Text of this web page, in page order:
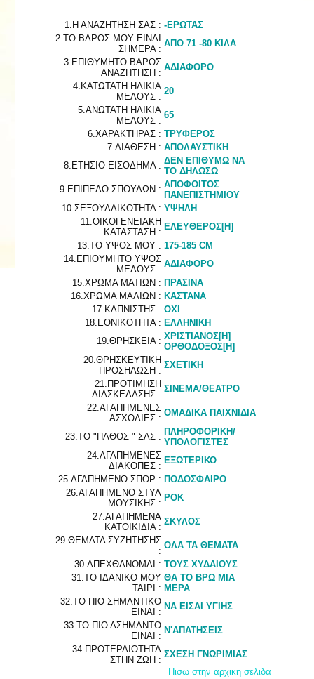
1.Η ΑΝΑΖΗΤΗΣΗ ΣΑΣ : -ΕΡΩΤΑΣ
2.ΤΟ ΒΑΡΟΣ ΜΟΥ ΕΙΝΑΙ
ΣΗΜΕΡΑ :
ΑΠΟ 71 -80 ΚΙΛΑ
3.ΕΠΙΘΥΜΗΤΟ ΒΑΡΟΣ
ΑΝΑΖΗΤΗΣΗ :
ΑΔΙΑΦΟΡΟ
4.ΚΑΤΩΤΑΤΗ ΗΛΙΚΙΑ
ΜΕΛΟΥΣ :
20
5.ΑΝΩΤΑΤΗ ΗΛΙΚΙΑ
ΜΕΛΟΥΣ :
65
6.ΧΑΡΑΚΤΗΡΑΣ : ΤΡΥΦΕΡΟΣ
7.ΔΙΑΘΕΣΗ : ΑΠΟΛΑΥΣΤΙΚΗ
8.ΕΤΗΣΙΟ ΕΙΣΟΔΗΜΑ : ΔΕΝ ΕΠΙΘΥΜΩ ΝΑ
ΤΟ ΔΗΛΩΣΩ
9.ΕΠΙΠΕΔΟ ΣΠΟΥΔΩΝ : ΑΠΟΦΟΙΤΟΣ
ΠΑΝΕΠΙΣΤΗΜΙΟΥ
10.ΣΕΞΟΥΑΛΙΚΟΤΗΤΑ : ΥΨΗΛΗ
11.ΟΙΚΟΓΕΝΕΙΑΚΗ
ΚΑΤΑΣΤΑΣΗ :
ΕΛΕΥΘΕΡΟΣ[Η]
13.ΤΟ ΥΨΟΣ ΜΟΥ : 175-185 CM
14.ΕΠΙΘΥΜΗΤΟ ΥΨΟΣ
ΜΕΛΟΥΣ :
ΑΔΙΑΦΟΡΟ
15.ΧΡΩΜΑ ΜΑΤΙΩΝ : ΠΡΑΣΙΝΑ
16.ΧΡΩΜΑ ΜΑΛΙΩΝ : ΚΑΣΤΑΝΑ
17.ΚΑΠΝΙΣΤΗΣ : ΟΧΙ
18.ΕΘΝΙΚΟΤΗΤΑ : ΕΛΛΗΝΙΚΗ
19.ΘΡΗΣΚΕΙΑ : ΧΡΙΣΤΙΑΝΟΣ[Η]
ΟΡΘΟΔΟΞΟΣ[Η]
20.ΘΡΗΣΚΕΥΤΙΚΗ
ΠΡΟΣΗΛΩΣΗ :
ΣΧΕΤΙΚΗ
21.ΠΡΟΤΙΜΗΣΗ
ΔΙΑΣΚΕΔΑΣΗΣ :
ΣΙΝΕΜΑ/ΘΕΑΤΡΟ
22.ΑΓΑΠΗΜΕΝΕΣ
ΑΣΧΟΛΙΕΣ :
ΟΜΑΔΙΚΑ ΠΑΙΧΝΙΔΙΑ
23.ΤΟ "ΠΑΘΟΣ " ΣΑΣ : ΠΛΗΡΟΦΟΡΙΚΗ/
ΥΠΟΛΟΓΙΣΤΕΣ
24.ΑΓΑΠΗΜΕΝΕΣ
ΔΙΑΚΟΠΕΣ :
ΕΞΩΤΕΡΙΚΟ
25.ΑΓΑΠΗΜΕΝΟ ΣΠΟΡ : ΠΟΔΟΣΦΑΙΡΟ
26.ΑΓΑΠΗΜΕΝΟ ΣΤΥΛ
ΜΟΥΣΙΚΗΣ :
ΡΟΚ
27.ΑΓΑΠΗΜΕΝΑ
ΚΑΤΟΙΚΙΔΙΑ :
ΣΚΥΛΟΣ
29.ΘΕΜΑΤΑ ΣΥΖΗΤΗΣΗΣ
:
ΟΛΑ ΤΑ ΘΕΜΑΤΑ
30.ΑΠΕΧΘΑΝΟΜΑΙ : ΤΟΥΣ ΧΥΔΑΙΟΥΣ
31.ΤΟ ΙΔΑΝΙΚΟ ΜΟΥ
ΤΑΙΡΙ :
ΘΑ ΤΟ ΒΡΩ ΜΙΑ
ΜΕΡΑ
32.ΤΟ ΠΙΟ ΣΗΜΑΝΤΙΚΟ
ΕΙΝΑΙ :
ΝΑ ΕΙΣΑΙ ΥΓΙΗΣ
33.ΤΟ ΠΙΟ ΑΣΗΜΑΝΤΟ
ΕΙΝΑΙ :
Ν'ΑΠΑΤΗΣΕΙΣ
34.ΠΡΟΤΕΡΑΙΟΤΗΤΑ
ΣΤΗΝ ΖΩΗ :
ΣΧΕΣΗ ΓΝΩΡΙΜΙΑΣ
Πισω στην αρχικη σελιδα